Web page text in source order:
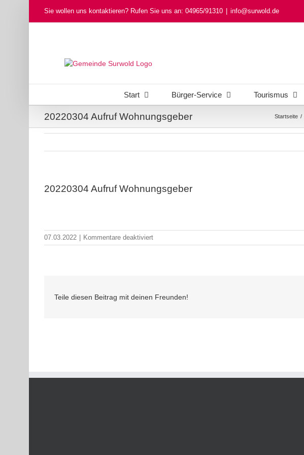
Sie wollen uns kontaktieren? Rufen Sie uns an: 04965/91310 info@surwold.de
Start Bürger-Service Tourismus
20220304 Aufruf Wohnungsgeber Startseite /
20220304 Aufruf Wohnungsgeber
07.03.2022 Kommentare deaktiviertfür
20220304
Teile diesen Beitrag mit deinen Freunden!